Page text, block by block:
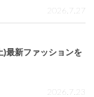
2026.7.27
)最新ファッションを
2026.7.23